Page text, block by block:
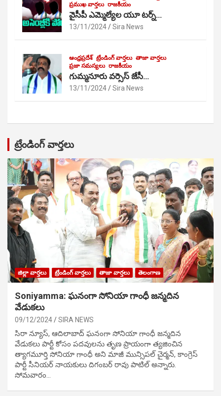
ప్రముఖ వార్తలు రాజకీయం
వైసీపీ ఎమ్మెల్యేల యూ టర్న్…
13/11/2024 Sira News
ఆంధ్రప్రదేశ్ ట్రేండింగ్ వార్తలు తాజా వార్తలు
ప్రజా సమస్యలు రాజకీయం
గుమ్మనూరు వర్సెస్ జేసీ…
13/11/2024 Sira News
ట్రేండింగ్ వార్తలు
జిల్లా వార్తలు ట్రేండింగ్ వార్తలు తాజా వార్తలు తెలంగాణ
Soniyamma: ఘ‌నంగా సోనియా గాంధీ జ‌న్మ‌దిన
వేడుక‌లు
09/12/2024 SIRA NEWS
సిరా న్యూస్, ఆదిలాబాద్ ఘ‌నంగా సోనియా గాంధీ జ‌న్మ‌దిన
వేడుక‌లు పార్టీ కోసం ప‌ద‌వుల‌ను తృణ ప్రాయంగా త్య‌జించిన
త్యాగమూర్తి సోనియా గాంధీ అని మాజీ మున్సిప‌ల్ చైర్మ‌న్, కాంగ్రెస్
పార్టీ సీనియ‌ర్ నాయ‌కులు దిగంబ‌ర్ రావు పాటిల్ అన్నారు.
సోమవారం…